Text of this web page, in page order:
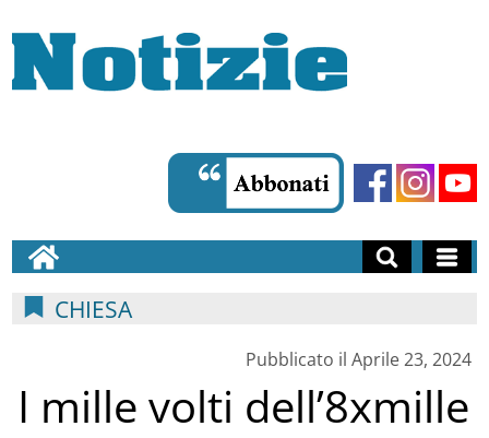
CHIESA
Pubblicato il Aprile 23, 2024
I mille volti dell’8xmille